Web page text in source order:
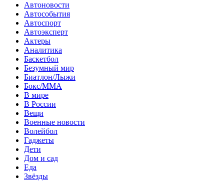
Автоновости
Автособытия
Автоспорт
Автоэксперт
Актеры
Аналитика
Баскетбол
Безумный мир
Биатлон/Лыжи
Бокс/MMA
В мире
В России
Вещи
Военные новости
Волейбол
Гаджеты
Дети
Дом и сад
Еда
Звёзды